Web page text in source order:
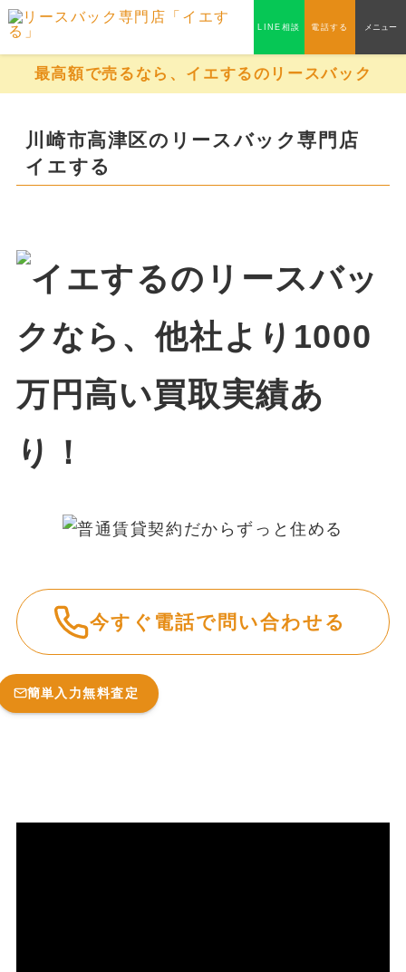
LINE相談 電話する メニュー
最高額で売るなら、イエするのリースバック
川崎市高津区のリースバック専門店
イエする
今すぐ電話で問い合わせる
簡単入力無料査定